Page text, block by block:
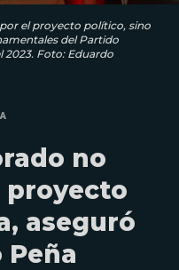
el proyecto político, sino
del Partido
2023. Foto: Eduardo
no
proyecto
aseguró
Peña